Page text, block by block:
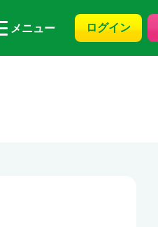
メニュー ログイン